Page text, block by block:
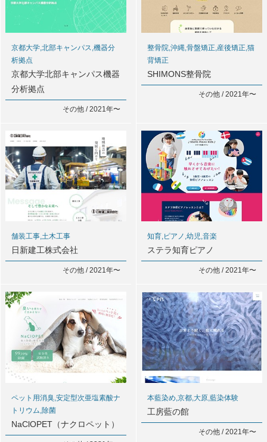
京都大学,北部キャンパス,機器分
析拠点
京都大学北部キャンパス機器
分析拠点
その他 / 2021年〜
整骨院,沖縄,骨盤矯正,産後矯正,猫
背矯正
SHIMONS整骨院
その他 / 2021年〜
舗装工事,土木工事
日新建工株式会社
その他 / 2021年〜
知育,ピアノ,幼児,音楽
ステラ知育ピアノ
その他 / 2021年〜
ペット用消臭,安定型次亜塩素酸ナ
トリウム,除菌
NaClOPET（ナクロペット）
本藍染め,京都,大原,藍染体験
工房藍の館
その他 / 2021年〜